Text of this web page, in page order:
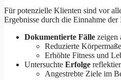
Für potenzielle Klienten sind vor
Ergebnisse durch die Einnahme der
Dokumentierte Fälle zeigen
Reduzierte Körpermaße
Erhöhte Fitness und
Untersuchte Erfolge
Angestrebte Ziele im